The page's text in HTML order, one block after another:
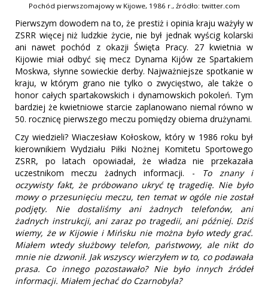
Pochód pierwszomajowy w Kijowe, 1986 r., źródło: twitter.com
Pierwszym dowodem na to, że prestiż i opinia kraju ważyły w
ZSRR więcej niż ludzkie życie, nie był jednak wyścig kolarski
ani nawet pochód z okazji Święta Pracy. 27 kwietnia w
Kijowie miał odbyć się mecz Dynama Kijów ze Spartakiem
Moskwa, słynne sowieckie derby. Najważniejsze spotkanie w
kraju, w którym grano nie tylko o zwycięstwo, ale także o
honor całych spartakowskich i dynamowskich pokoleń. Tym
bardziej że kwietniowe starcie zaplanowano niemal równo w
50. rocznicę pierwszego meczu pomiędzy obiema drużynami.
Czy wiedzieli? Wiaczesław Kołoskow, który w 1986 roku był
kierownikiem Wydziału Piłki Nożnej Komitetu Sportowego
ZSRR, po latach opowiadał, że władza nie przekazała
uczestnikom meczu żadnych informacji. - To znany i
oczywisty fakt, że próbowano ukryć tę tragedię. Nie było
mowy o przesunięciu meczu, ten temat w ogóle nie został
podjęty. Nie dostaliśmy ani żadnych telefonów, ani
żadnych instrukcji, ani zaraz po tragedii, ani później. Dziś
wiemy, że w Kijowie i Mińsku nie można było wtedy grać.
Miałem wtedy służbowy telefon, państwowy, ale nikt do
mnie nie dzwonił. Jak wszyscy wierzyłem w to, co podawała
prasa. Co innego pozostawało? Nie było innych źródeł
informacji. Miałem jechać do Czarnobyla?